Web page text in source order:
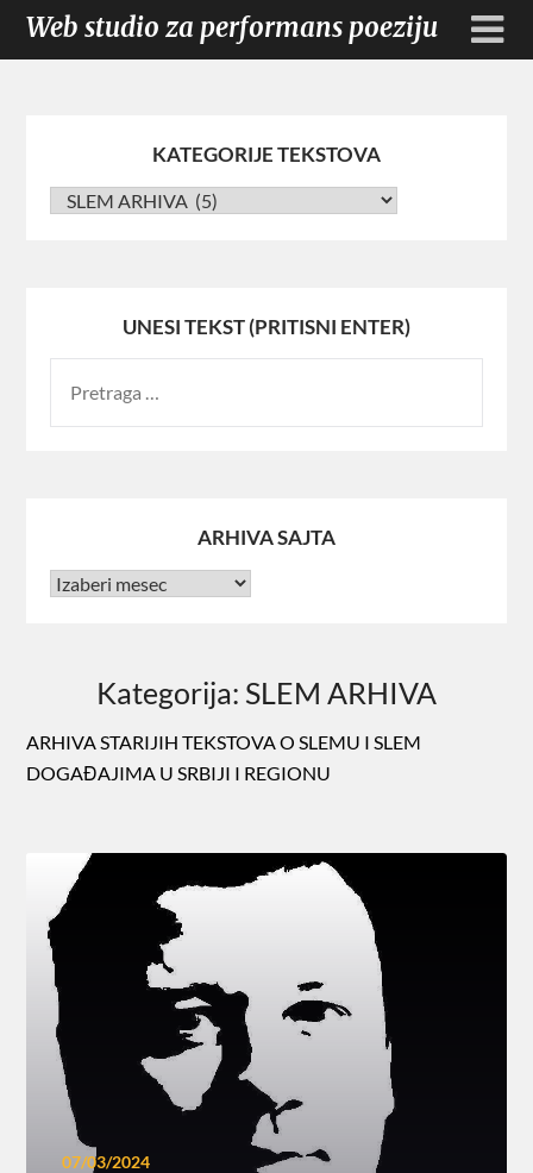
Web studio za performans poeziju
KATEGORIJE TEKSTOVA
UNESI TEKST (PRITISNI ENTER)
ARHIVA SAJTA
Kategorija: SLEM ARHIVA
ARHIVA STARIJIH TEKSTOVA O SLEMU I SLEM
DOGAĐAJIMA U SRBIJI I REGIONU
07/03/2024